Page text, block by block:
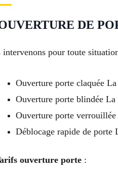
DE
intervenons pour toute
Ouverture porte claquée
Ouverture porte blindée La
Ouverture porte verrouillée
Déblocage rapide de porte
ouverture porte: